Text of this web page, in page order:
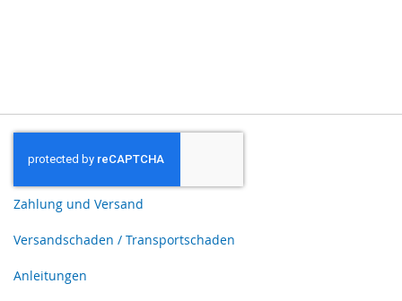
Zahlung und Versand
Versandschaden / Transportschaden
Anleitungen